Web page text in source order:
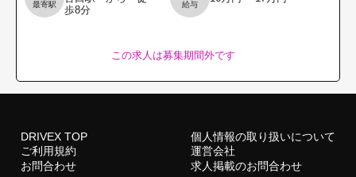
送迎運転手の経験
最寄駅
歩8分
給与
この求人は募集期間外です
DRIVEX TOP
個人情報の取り扱いについて
ご利用規約
運営会社
お問合わせ
求人掲載のお問合わせ